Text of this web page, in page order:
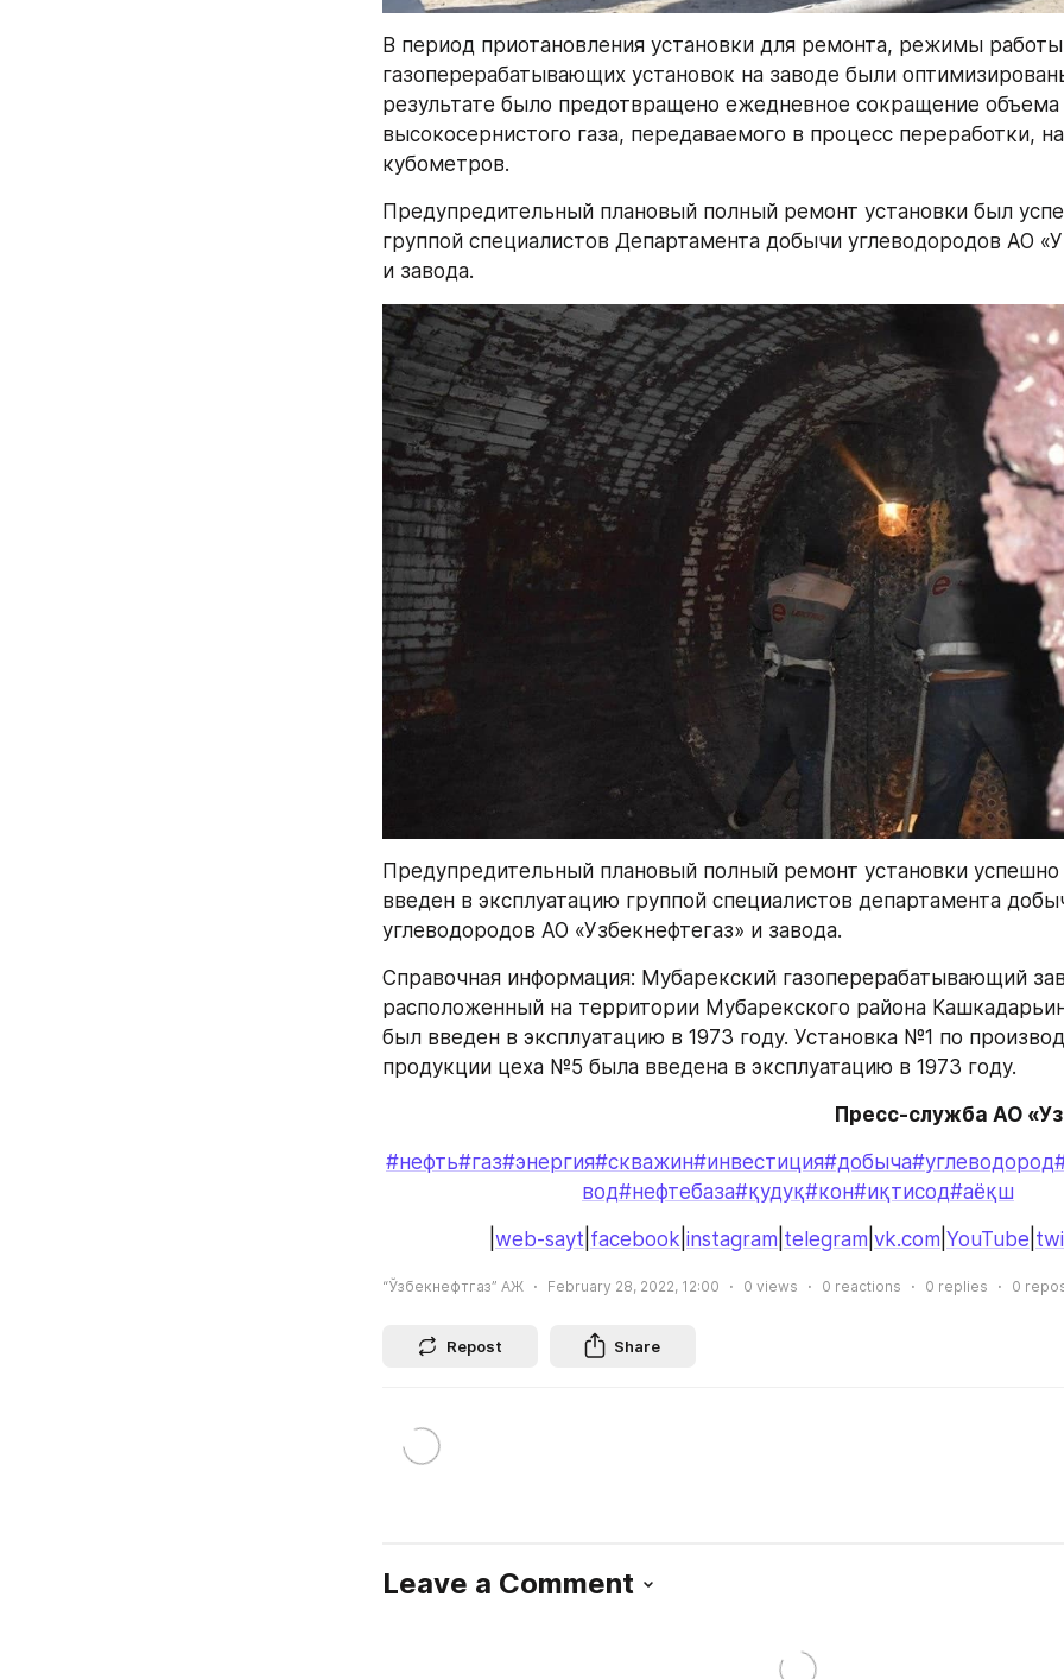
В период приотановления установки для ремонта, режимы работы
газоперерабатывающих установок на заводе были
результате было предотвращено ежедневное сокращение объема
высокосернистого газа, передаваемого в процесс переработки,
кубометров.
Предупредительный плановый полный ремонт установки был
группой специалистов Департамента добычи углеводородов АО
и завода.
Предупредительный плановый полный ремонт установки
введен в эксплуатацию группой специалистов департамента
углеводородов АО «Узбекнефтегаз» и завода.
Справочная информация: Мубарекский газоперерабатывающий
расположенный на территории Мубарекского района
был введен в эксплуатацию в 1973 году. Установка №1 по
продукции цеха №5 была введена в эксплуатацию в 1973 году.
Пресс-служба АО
#нефть#газ#энергия#скважин#инвестиция#добыча#углеводород
вод#нефтебаза#қудуқ#кон#иқтисод#аёқш
web-sayt facebook instagram telegram vk.com YouTube
“Ўзбекнефтгаз” АЖ February 28, 2022, 12:00 0 views 0 reactions 0 replies 0
Repost Share
Leave a Comment